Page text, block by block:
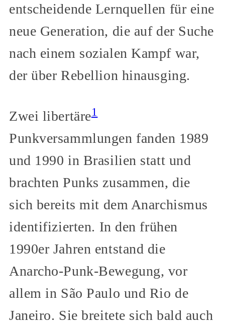
entscheidende Lernquellen für eine
neue Generation, die auf der Suche
nach einem sozialen Kampf war,
der über Rebellion hinausging.
Zwei libertäre1
Punkversammlungen fanden 1989
und 1990 in Brasilien statt und
brachten Punks zusammen, die
sich bereits mit dem Anarchismus
identifizierten. In den frühen
1990er Jahren entstand die
Anarcho-Punk-Bewegung, vor
allem in São Paulo und Rio de
Janeiro. Sie breitete sich bald auch